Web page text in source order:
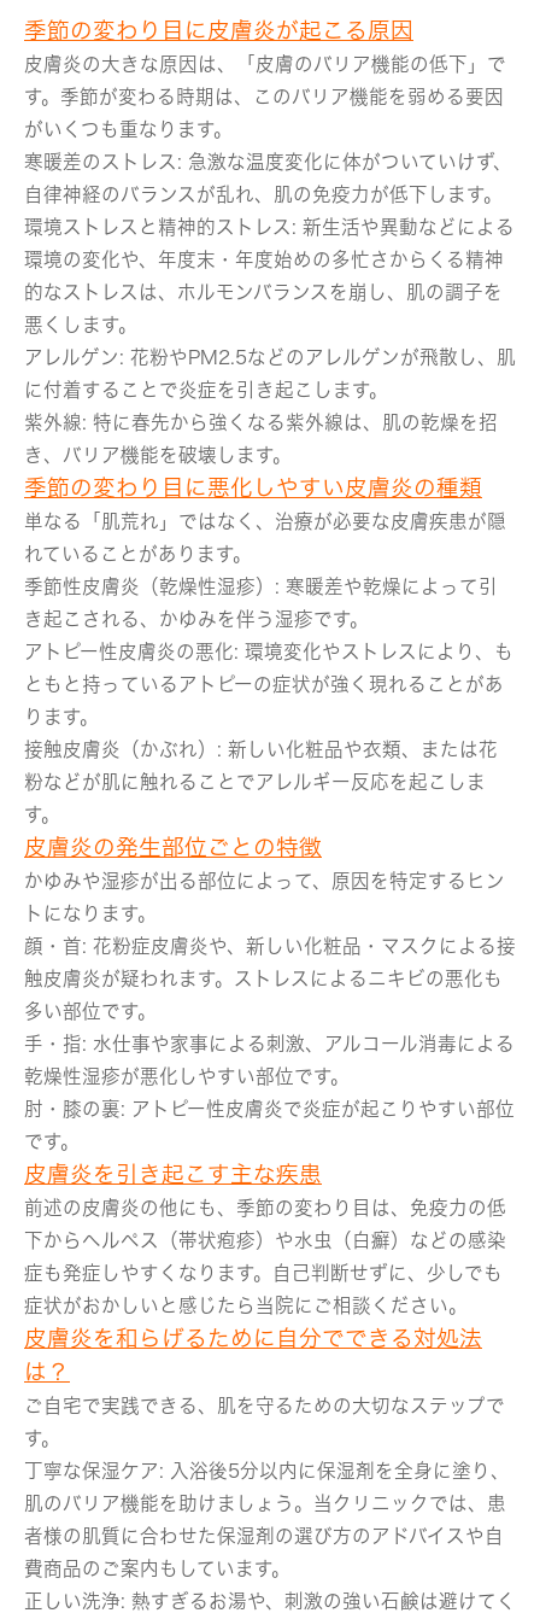
季節の変わり目に皮膚炎が起こる原因
皮膚炎の大きな原因は、「皮膚のバリア機能の低下」で
す。季節が変わる時期は、このバリア機能を弱める要因
がいくつも重なります。
寒暖差のストレス: 急激な温度変化に体がついていけず、
自律神経のバランスが乱れ、肌の免疫力が低下します。
環境ストレスと精神的ストレス : 新生活や異動などによる
環境の変化や、年度末・年度始めの多忙さからくる精神
的なストレスは、ホルモンバランスを崩し、肌の調子を
悪くします。
アレルゲン: 花粉やPM2.5などのアレルゲンが飛散し、肌
に付着することで炎症を引き起こします。
紫外線: 特に春先から強くなる紫外線は、肌の乾燥を招
き、バリア機能を破壊します。
季節の変わり目に悪化しやすい皮膚炎の種類
単なる「肌荒れ」ではなく、治療が必要な皮膚疾患が隠
れていることがあります。
季節性皮膚炎（乾燥性湿疹）: 寒暖差や乾燥によって引
き起こされる、かゆみを伴う湿疹です。
アトピー性皮膚炎の悪化: 環境変化やストレスにより、も
ともと持っているアトピーの症状が強く現れることがあ
ります。
接触皮膚炎（かぶれ）: 新しい化粧品や衣類、または花
粉などが肌に触れることでアレルギー反応を起こしま
す。
皮膚炎の発生部位ごとの特徴
かゆみや湿疹が出る部位によって、原因を特定するヒン
トになります。
顔・首: 花粉症皮膚炎や、新しい化粧品・マスクによる接
触皮膚炎が疑われます。ストレスによるニキビの悪化も
多い部位です。
手・指: 水仕事や家事による刺激、アルコール消毒による
乾燥性湿疹が悪化しやすい部位です。
肘・膝の裏: アトピー性皮膚炎で炎症が起こりやすい部位
です。
皮膚炎を引き起こす主な疾患
前述の皮膚炎の他にも、季節の変わり目は、免疫力の低
下からヘルペス（帯状疱疹）や水虫（白癬）などの感染
症も発症しやすくなります。自己判断せずに、少しでも
症状がおかしいと感じたら当院にご相談ください。
皮膚炎を和らげるために自分でできる対処法
は？
ご自宅で実践できる、肌を守るための大切なステップで
す。
丁寧な保湿ケア: 入浴後5分以内に保湿剤を全身に塗り、
肌のバリア機能を助けましょう。当クリニックでは、患
者様の肌質に合わせた保湿剤の選び方のアドバイスや自
費商品のご案内もしています。
正しい洗浄: 熱すぎるお湯や、刺激の強い石鹸は避けてく